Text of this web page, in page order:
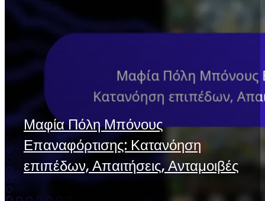
Μαφία Πόλη Μπόνους
Επαναφόρτισης: Κατανόηση
επιπέδων, Απαιτήσεις, Ανταμοιβές